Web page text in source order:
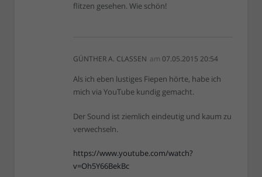
flitzen gesehen. Wie schön!
GÜNTHER A. CLASSEN am 07.05.2015 20:54
Als ich eben lustiges Fiepen hörte, habe ich
mich via YouTube kundig gemacht.
Der Sound ist ziemlich eindeutig und kaum zu
verwechseln.
https://www.youtube.com/watch?
v=Oh5Y66BekBc